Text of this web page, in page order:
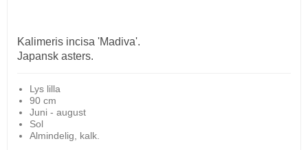
Kalimeris incisa 'Madiva'.
Japansk asters.
Lys lilla
90 cm
Juni - august
Sol
Almindelig, kalk.